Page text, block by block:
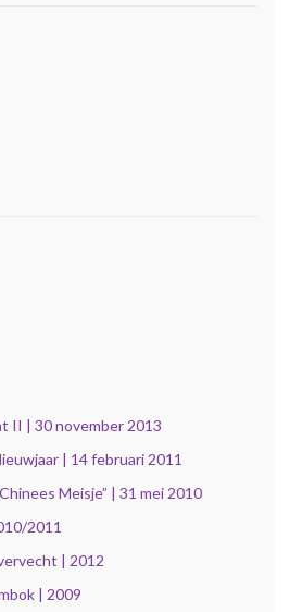
II | 30 november 2013
| 14 februari 2011
Meisje” | 31 mei 2010
2011
| 2012
| 2009